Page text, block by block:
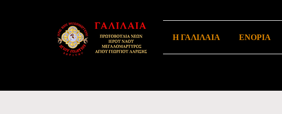
Skip to navigation
Skip to content
Η ΓΑΛΙΛΑΙΑ ΕΝΟΡΙΑ